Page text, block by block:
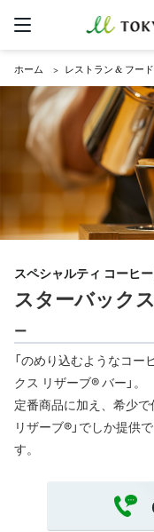
ホーム レストラン & フー
スペシャルティ コーヒ
スターバック
ー
「のめり込むようなコー
クス リザーブ® バー」。
定番商品に加え、希少
リザーブ®」でしか提供
す。